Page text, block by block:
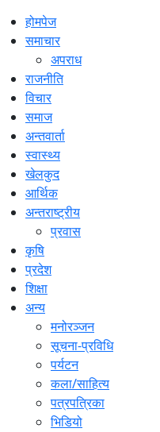
होमपेज
समाचार
अपराध
राजनीति
विचार
समाज
अन्तवार्ता
स्वास्थ्य
खेलकुद
आर्थिक
अन्तराष्ट्रीय
प्रवास
कृषि
प्रदेश
शिक्षा
अन्य
मनोरञ्जन
सूचना-प्रविधि
पर्यटन
कला/साहित्य
पत्रपत्रिका
भिडियो